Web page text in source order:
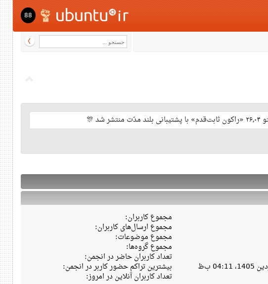
88
شد 🎊
مجموع کاربران:
مجموع ارسال‌های کاربران:
مجموع موضوعات:
مجموع گروه‌ها:
تعداد کاربران حاضر در انجمن:
بیشترین تراکم حضور کاربر در انجمن:
تعداد کاربران آنلاین در امروز: